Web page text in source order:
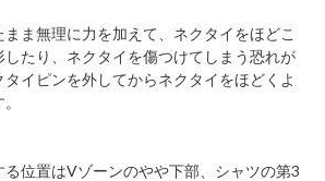
ま無理に力を加えて、ネクタイをほどこ
したり、ネクタイを傷つけてしまう恐れが
イピンを外してからネクタイをほどくよ
位置はVゾーンのやや下部、シャツの第3